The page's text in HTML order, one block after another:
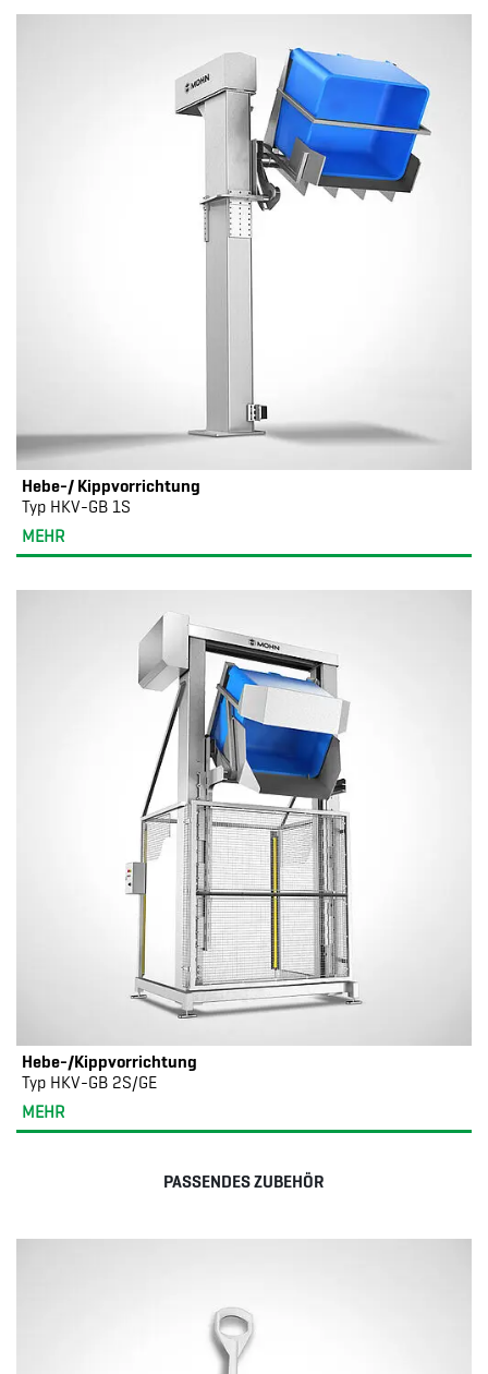
Hebe-/ Kippvorrichtung
Typ HKV-GB 1S
MEHR
Hebe-/Kippvorrichtung
Typ HKV-GB 2S/GE
MEHR
PASSENDES ZUBEHÖR